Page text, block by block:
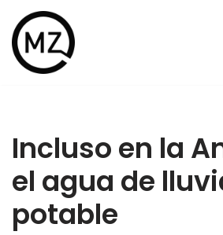
Saltar
al
Incluso en la
el agua de
potable